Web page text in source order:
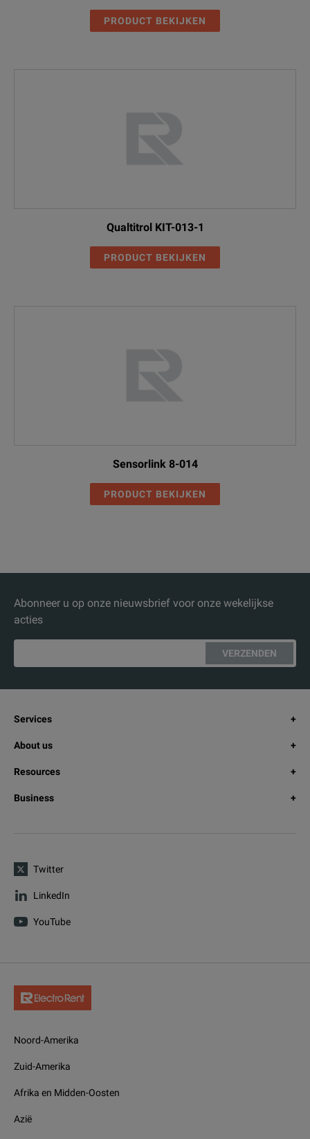
PRODUCT BEKIJKEN
Qualtitrol KIT-013-1
PRODUCT BEKIJKEN
Sensorlink 8-014
PRODUCT BEKIJKEN
Abonneer u op onze nieuwsbrief voor onze wekelijkse
acties
VERZENDEN
Services
About us
Resources
Business
Twitter
LinkedIn
YouTube
Noord-Amerika
Zuid-Amerika
Afrika en Midden-Oosten
Azië